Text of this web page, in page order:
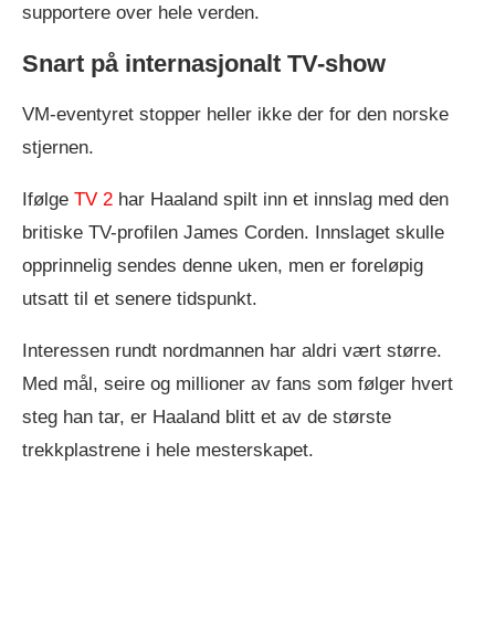
supportere over hele verden.
Snart på internasjonalt TV-show
VM-eventyret stopper heller ikke der for den norske
stjernen.
Ifølge TV 2 har Haaland spilt inn et innslag med den
britiske TV-profilen James Corden. Innslaget skulle
opprinnelig sendes denne uken, men er foreløpig
utsatt til et senere tidspunkt.
Interessen rundt nordmannen har aldri vært større.
Med mål, seire og millioner av fans som følger hvert
steg han tar, er Haaland blitt et av de største
trekkplastrene i hele mesterskapet.